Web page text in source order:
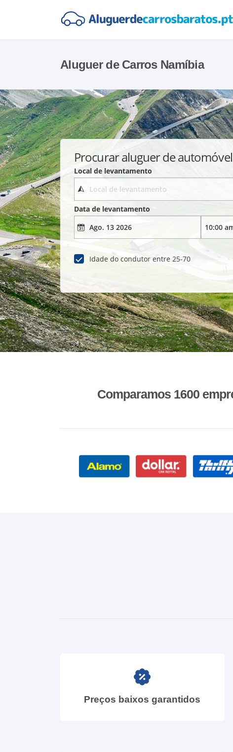
Aluguer de Carros Namíbia
Procurar aluguer de automóvel
Local de levantamento
Data de levantamento
Idade do condutor entre 25-70
Comparamos 1600
Preços baixos garantidos